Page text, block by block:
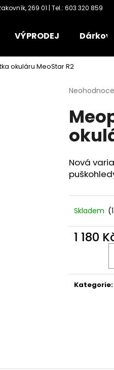
VÝPRODEJ
okuláru MeoStar R2
Průměrné
produktu
je
z
hvězdiček.
Nová
Skladem
1 180
Kategorie:
NŮŽ ZAVÍRACÍ MAUSER